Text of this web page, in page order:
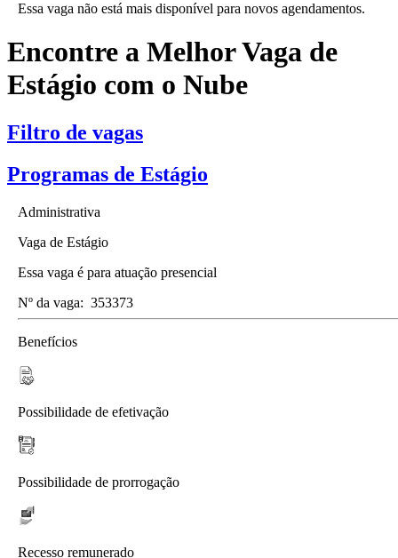
Essa vaga não está mais disponível para novos agendamentos.
Encontre a Melhor Vaga de
Estágio com o Nube
Filtro de vagas
Programas de Estágio
Administrativa
Vaga de Estágio
Essa vaga é para atuação presencial
Nº da vaga: 353373
Benefícios
Possibilidade de efetivação
Possibilidade de prorrogação
Recesso remunerado